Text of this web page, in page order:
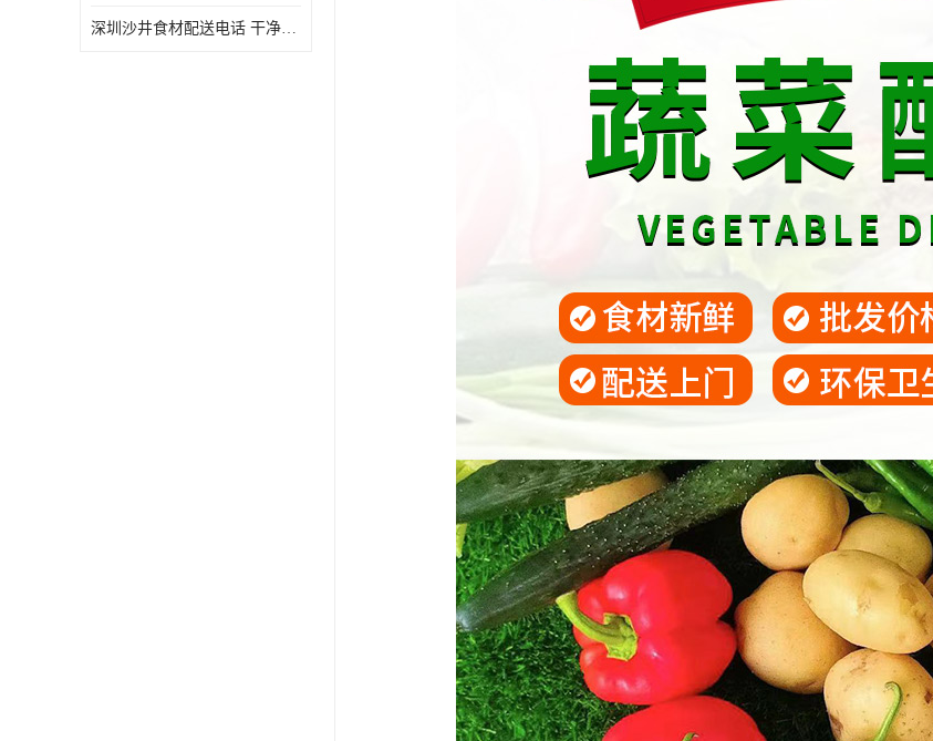
深圳沙井食材配送电话 干净卫生 无需亲自管理